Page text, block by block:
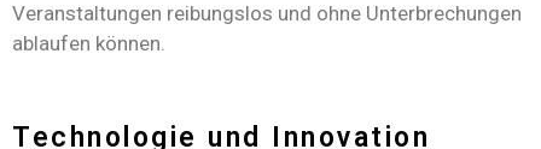
Veranstaltungen reibungslos und ohne Unterbrechungen
ablaufen können.
Technologie und Innovation